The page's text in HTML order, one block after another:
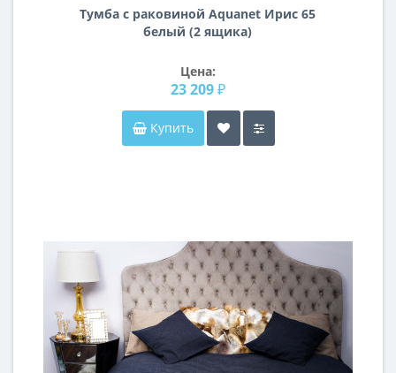
Тумба с раковиной Aquanet Ирис 65
белый (2 ящика)
Цена:
23 209 ₽
Купить